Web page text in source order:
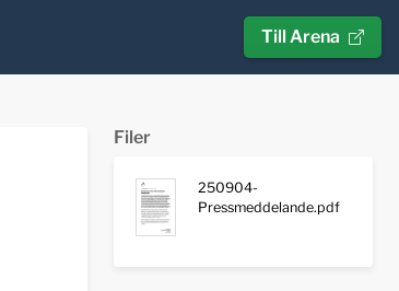
Till Arena
Filer
250904-
Pressmeddelande.pdf